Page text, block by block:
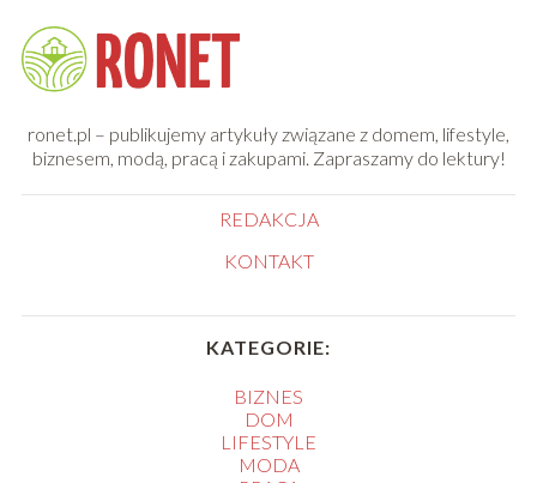
ronet.pl – publikujemy artykuły związane z domem, lifestyle,
biznesem, modą, pracą i zakupami. Zapraszamy do lektury!
REDAKCJA
KONTAKT
KATEGORIE:
BIZNES
DOM
LIFESTYLE
MODA